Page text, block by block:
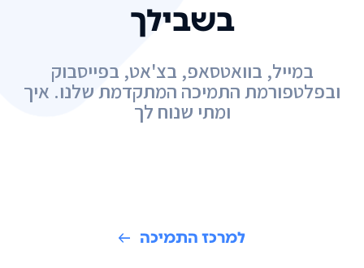
בשבילך
במייל, בוואטסאפ, בצ'אט, בפייסבוק
ובפלטפורמת התמיכה המתקדמת שלנו. איך
ומתי שנוח לך
למרכז התמיכה